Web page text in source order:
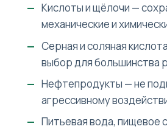
Кислоты и щёлочи —
механические и
Серная и соляная
выбор для большинства
Нефтепродукты — не
агрессивному
Питьевая вода, пищевое